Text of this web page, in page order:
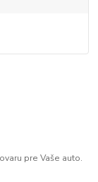
pre Vaše auto.